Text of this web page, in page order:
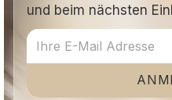
und beim nächsten